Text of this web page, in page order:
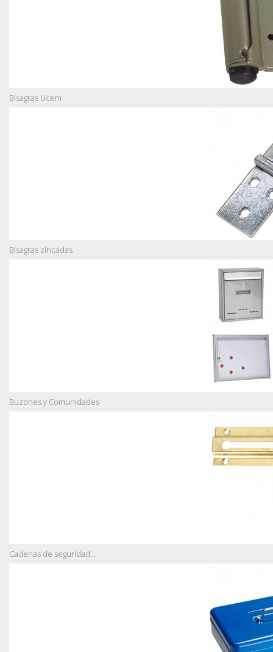
Bisagras Ucem
Bisagras zincadas
Buzones y Comunidades
Cadenas de seguridad...